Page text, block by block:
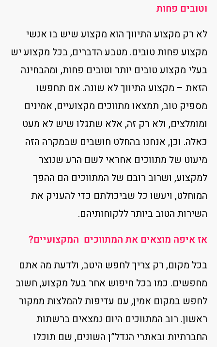
וטובים פחות
לא רק מקצוע התיווך הוא מקצוע שיש בו אנשי
מקצוע פחות טובים. מטבע הדברים, בכל מקצוע יש
בעלי מקצוע טובים יותר וטובים פחות, ומהבחינה
הזאת – מקצוע התיווך לא שונה. אם תחפשו
מספיק טוב, תמצאו מתווכים מקצועיים, אמינים
ומומלצים, ולא רק זה, אלא שתגלו שיש לא מעט
כאלה. וכן, אנחנו בהחלט חושבים שבמקרה הזה
מיעוט של מתווכים אחראי לשם הרע שנוצר
למקצוע, ושרוב רובם של המתווכים הם ההפך
המוחלט, ויעשו כל שביכולתם כדי להעניק את
השירות הטוב ביותר ללקוחותיהם.
אז איפה מוצאים את המתווכים המקצועיים?
בכל מקום, רק צריך לחפש היטב, ולדעת מה אתם
מחפשים. כמו בכל חיפוש אחר בעל מקצוע, חשוב
לחפש במקום אמין, עם עדיפות להמלצות ממקור
ראשון. רוב המתווכים היום נמצאים ברשתות
החברתיות ובאתרי הנדל”ן השונים, שם תוכלו